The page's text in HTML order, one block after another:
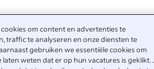
om content en advertenties te
traffic te analyseren en onze diensten te
gebruiken we essentiële cookies om
weten dat er op hun vacatures is geklikt.